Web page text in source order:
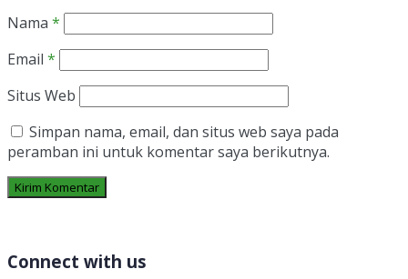
Nama *
Email *
Situs Web
Simpan nama, email, dan situs web saya pada
peramban ini untuk komentar saya berikutnya.
Connect with us